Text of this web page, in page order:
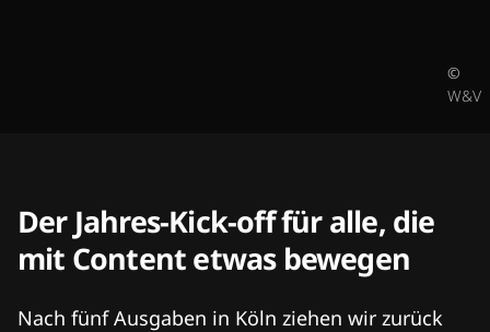
©
W&V
Der Jahres-Kick-off für alle, die
mit Content etwas bewegen
Nach fünf Ausgaben in Köln ziehen wir zurück